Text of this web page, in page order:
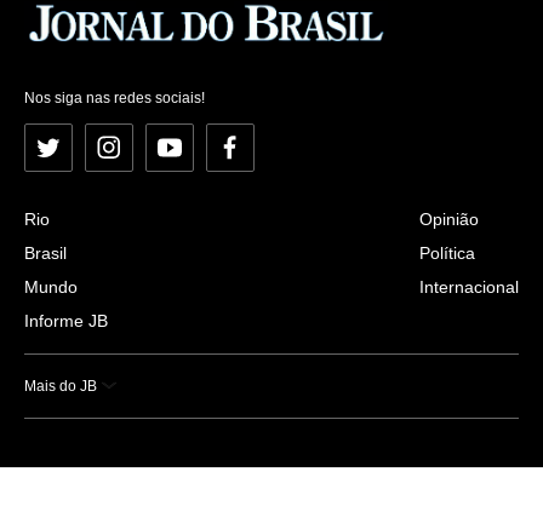
Nos siga nas redes sociais!
Twitter InstagramYouTubeFacebook
Rio
Brasil
Mundo
Informe JB
Opinião
Política
Internacional
Mais do JB
Esportes